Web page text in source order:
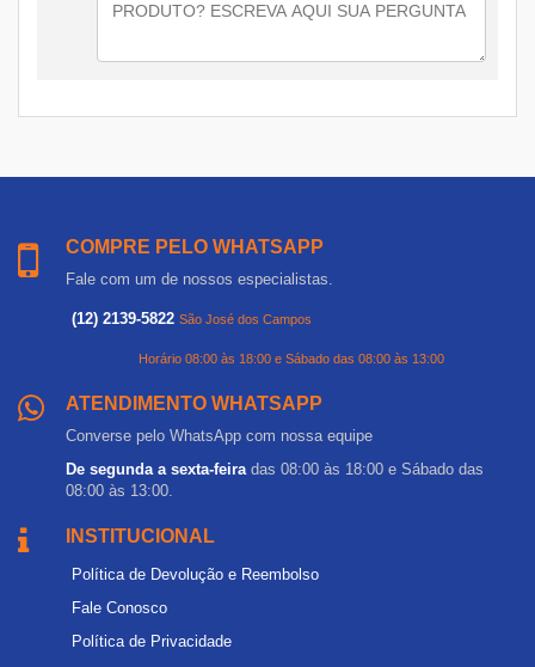
COMPRE PELO WHATSAPP
Fale com um de nossos especialistas.
(12) 2139-5822 São José dos Campos
Horário 08:00 às 18:00 e Sábado das 08:00 às 13:00
ATENDIMENTO WHATSAPP
Converse pelo WhatsApp com nossa equipe
De segunda a sexta-feira das 08:00 às 18:00 e Sábado das
08:00 às 13:00.
INSTITUCIONAL
Política de Devolução e Reembolso
Fale Conosco
Política de Privacidade